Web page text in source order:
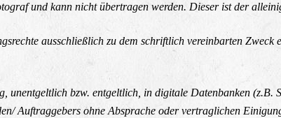
und kann nicht übertragen werden. Dieser ist der
ausschließlich zu dem schriftlich vereinbarten
unentgeltlich bzw. entgeltlich, in digitale Datenbanken (z.B.
Auftraggebers ohne Absprache oder vertraglichen